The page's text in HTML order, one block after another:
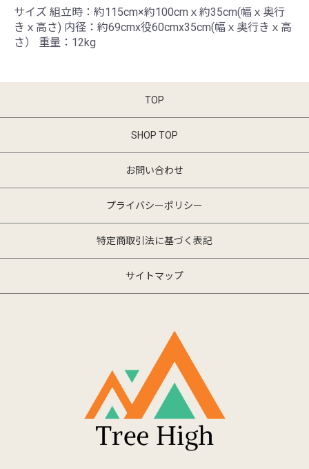
サイズ 組立時：約115cm×約100cmｘ約35cm(幅ｘ奥行
きｘ高さ) 内径：約69cmx役60cmx35cm(幅ｘ奥行きｘ高
さ） 重量：12kg
TOP
SHOP TOP
お問い合わせ
プライバシーポリシー
特定商取引法に基づく表記
サイトマップ